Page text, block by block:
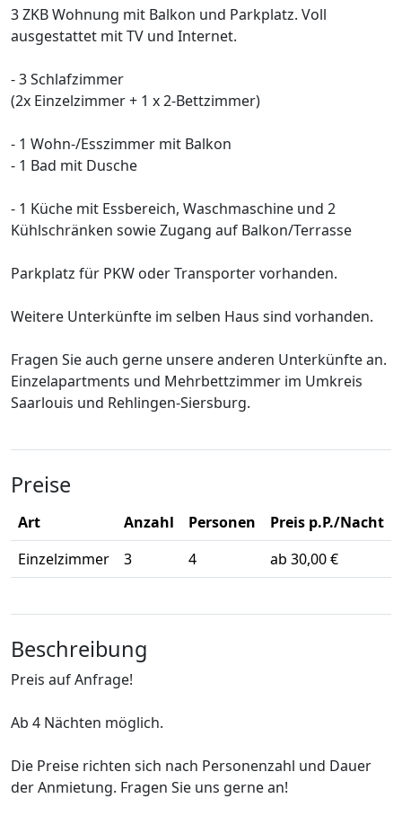
3 ZKB Wohnung mit Balkon und Parkplatz. Voll
ausgestattet mit TV und Internet.
- 3 Schlafzimmer
(2x Einzelzimmer + 1 x 2-Bettzimmer)
- 1 Wohn-/Esszimmer mit Balkon
- 1 Bad mit Dusche
- 1 Küche mit Essbereich, Waschmaschine und 2
Kühlschränken sowie Zugang auf Balkon/Terrasse
Parkplatz für PKW oder Transporter vorhanden.
Weitere Unterkünfte im selben Haus sind vorhanden.
Fragen Sie auch gerne unsere anderen Unterkünfte an.
Einzelapartments und Mehrbettzimmer im Umkreis
Saarlouis und Rehlingen-Siersburg.
Preise
Art Anzahl Personen
Preis p.P./Nacht
Einzelzimmer
3 4 ab 30,00 €
Beschreibung
Preis auf Anfrage!
Ab 4 Nächten möglich.
Die Preise richten sich nach Personenzahl und Dauer
der Anmietung. Fragen Sie uns gerne an!